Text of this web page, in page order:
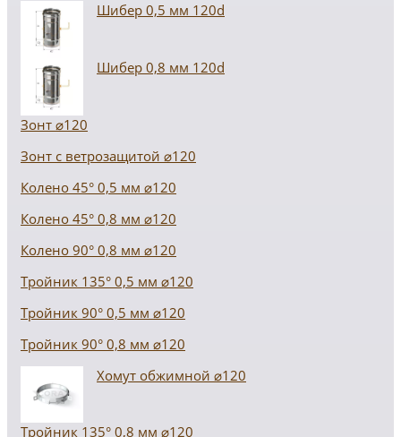
Шибер 0,5 мм 120d
Шибер 0,8 мм 120d
Зонт ⌀120
Зонт с ветрозащитой ⌀120
Колено 45° 0,5 мм ⌀120
Колено 45° 0,8 мм ⌀120
Колено 90° 0,8 мм ⌀120
Тройник 135° 0,5 мм ⌀120
Тройник 90° 0,5 мм ⌀120
Тройник 90° 0,8 мм ⌀120
Хомут обжимной ⌀120
Тройник 135° 0,8 мм ⌀120